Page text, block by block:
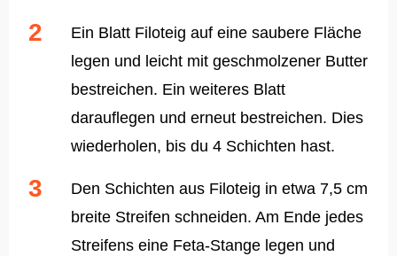
Ein Blatt Filoteig auf eine saubere Fläche
legen und leicht mit geschmolzener Butter
bestreichen. Ein weiteres Blatt
darauflegen und erneut bestreichen. Dies
wiederholen, bis du 4 Schichten hast.
Den Schichten aus Filoteig in etwa 7,5 cm
breite Streifen schneiden. Am Ende jedes
Streifens eine Feta-Stange legen und